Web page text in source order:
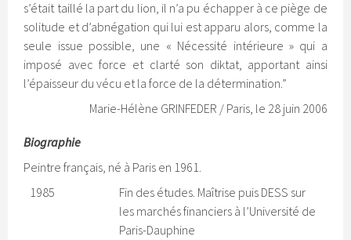
s’était taillé la part du lion, il n’a pu échapper à ce piège de
solitude et d’abnégation qui lui est apparu alors, comme la
seule issue possible, une « Nécessité intérieure » qui a
imposé avec force et clarté son diktat, apportant ainsi
l’épaisseur du vécu et la force de la détermination.”
Marie-Hélène GRINFEDER / Paris, le 28 juin 2006
Biographie
Peintre français, né à Paris en 1961.
1985
Fin des études. Maîtrise puis DESS sur
les marchés financiers à l’Université de
Paris-Dauphine